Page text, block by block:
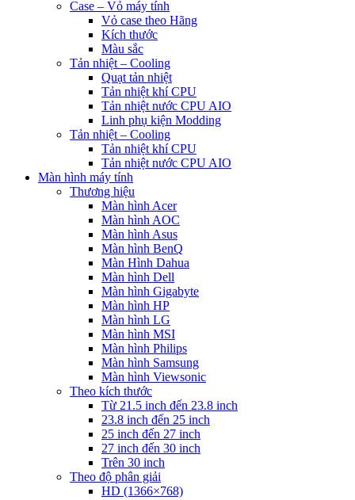
Case – Vỏ máy tính
Vỏ case theo Hãng
Kích thước
Màu sắc
Tản nhiệt – Cooling
Quạt tản nhiệt
Tản nhiệt khí CPU
Tản nhiệt nước CPU AIO
Linh phụ kiện Modding
Tản nhiệt – Cooling
Tản nhiệt khí CPU
Tản nhiệt nước CPU AIO
Màn hình máy tính
Thương hiệu
Màn hình Acer
Màn hình AOC
Màn hình Asus
Màn hình BenQ
Màn Hình Dahua
Màn hình Dell
Màn hình Gigabyte
Màn hình HP
Màn hình LG
Màn hình MSI
Màn hình Philips
Màn hình Samsung
Màn hình Viewsonic
Theo kích thước
Từ 21.5 inch đến 23.8 inch
23.8 inch đến 25 inch
25 inch đến 27 inch
27 inch đến 30 inch
Trên 30 inch
Theo độ phân giải
HD (1366×768)